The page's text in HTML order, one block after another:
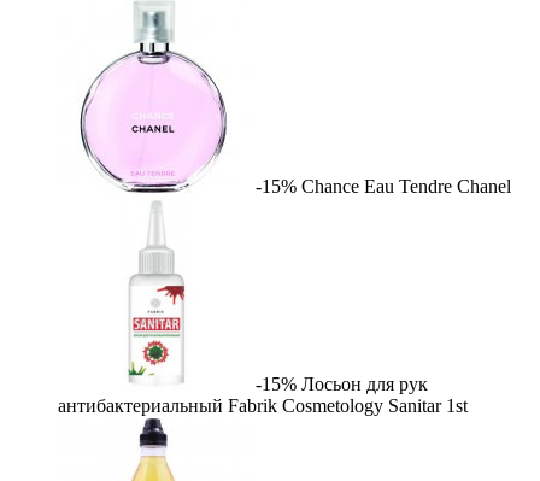
-15% Chance Eau Tendre Chanel
-15% Лосьон для рук
антибактериальный Fabrik Cosmetology Sanitar 1st